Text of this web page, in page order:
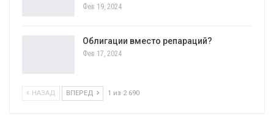
Фев 19, 2024
Облигации вместо репараций?
Фев 17, 2024
НАЗАД ВПЕРЕД 1 из 2 690